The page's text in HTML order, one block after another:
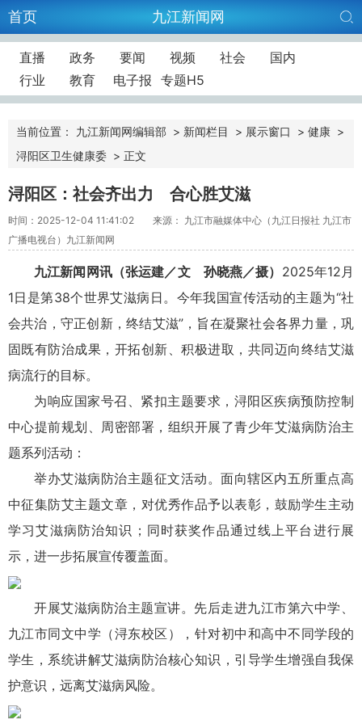
首页 九江新闻网
直播 政务 要闻 视频 社会
国内
行业
教育 电子报 专题H5
当前位置： 九江新闻网编辑部 > 新闻栏目 > 展示窗口 > 健康 >
浔阳区卫生健康委 > 正文
浔阳区：社会齐出力 合心胜艾滋
时间：2025-12-04 11:41:02
来源： 九江市融媒体中心（九江日报社 九江市
广播电视台）九江新闻网
九江新闻网讯（张运建／文 孙晓燕／摄） 2025年12月
1日是第38个世界艾滋病日。今年我国宣传活动的主题为“社
会共治，守正创新，终结艾滋”，旨在凝聚社会各界力量，巩
固既有防治成果，开拓创新、积极进取，共同迈向终结艾滋
病流行的目标。
为响应国家号召、紧扣主题要求，浔阳区疾病预防控制
中心提前规划、周密部署，组织开展了青少年艾滋病防治主
题系列活动：
举办艾滋病防治主题征文活动。面向辖区内五所重点高
中征集防艾主题文章，对优秀作品予以表彰，鼓励学生主动
学习艾滋病防治知识；同时获奖作品通过线上平台进行展
示，进一步拓展宣传覆盖面。
开展艾滋病防治主题宣讲。先后走进九江市第六中学、
九江市同文中学（浔东校区），针对初中和高中不同学段的
学生，系统讲解艾滋病防治核心知识，引导学生增强自我保
护意识，远离艾滋病风险。